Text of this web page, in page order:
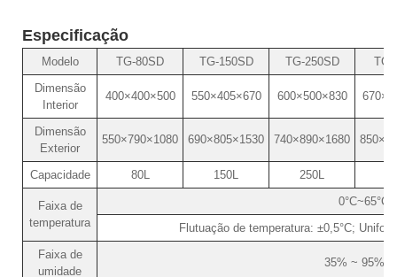
Especificação
Modelo TG-80SD TG-150SD TG-250SD
TG-
Dimensão
Interior
400×400×500 550×405×670 600×500×830
Dimensão
Exterior
550×790×1080 690×805×1530 740×890×1680
Capacidade 80L 150L 250L
Faixa de
temperatura
0°C~65°C
Flutuação de temperatura: ±0,5°C;
Faixa de
umidade
35% ~ 95%